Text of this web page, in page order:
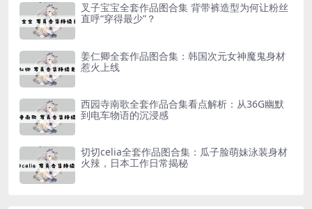
叉子宝宝全套作品图合集 背带裤造型为何让粉丝
直呼“穿得最少”？
姜仁卿全套作品图合集：韩国次元女神魔鬼身材
惹火上线
西园寺南歌全套作品合集看点解析：从36G幽默
到电车物语的沉浸感
切切celia全套作品图合集：瓜子脸萌妹泳装身材
火辣，日本工作日常揭秘